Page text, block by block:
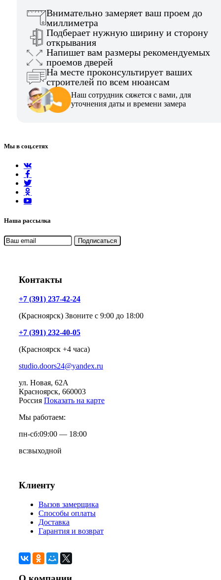
Внимательно замеряет ваш проем до
миллиметра
Подберает нужную ширину и сторону
открывания
Напишет вам размеры рекомендуемых
проемов дверей
На месте проконсультирует ваших
строителей по всем нюансам
Наш сотрудник сяжется с вами, для
уточнения даты и времени замера
Мы в соц.сетях
Наша рассылка
Контакты
+7 (391) 237-42-24
(Красноярск) Звоните с 9:00 до 18:00
+7 (391) 232-40-05
(Красноярск +4 часа)
studio.doors24@yandex.ru
ул. Новая, 62А
Красноярск, 660003
Россия Показать на карте
Мы работаем:
пн-сб:09:00 — 18:00
вс:выходной
Клиенту
Вызов замерщика
Способы оплаты
Доставка
Гарантия и возврат